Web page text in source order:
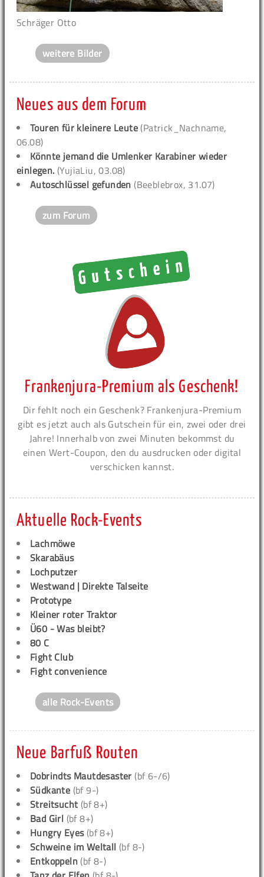
Schräger Otto
weitere Bilder
Neues aus dem Forum
Touren für kleinere Leute (Patrick_Nachname,
06.08)
Könnte jemand die Umlenker Karabiner wieder
einlegen. (YujiaLiu, 03.08)
Autoschlüssel gefunden (Beeblebrox, 31.07)
zum Forum
Frankenjura-Premium als Geschenk!
Dir fehlt noch ein Geschenk? Frankenjura-Premium
gibt es jetzt auch als Gutschein für ein, zwei oder drei
Jahre! Innerhalb von zwei Minuten bekommst du
einen Wert-Coupon, den du ausdrucken oder digital
verschicken kannst.
Aktuelle Rock-Events
Lachmöwe
Skarabäus
Lochputzer
Westwand | Direkte Talseite
Prototype
Kleiner roter Traktor
Ü60 - Was bleibt?
80 C
Fight Club
Fight convenience
alle Rock-Events
Neue Barfuß Routen
Dobrindts Mautdesaster (bf 6-/6)
Südkante (bf 9-)
Streitsucht (bf 8+)
Bad Girl (bf 8+)
Hungry Eyes(bf 8+)
Schweine im Weltall (bf 8-)
Entkoppeln (bf 8-)